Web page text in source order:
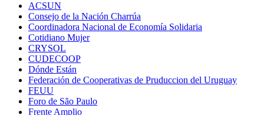
ACSUN
Consejo de la Nación Charrúa
Coordinadora Nacional de Economía Solidaria
Cotidiano Mujer
CRYSOL
CUDECOOP
Dónde Están
Federación de Cooperativas de Pruduccion del Uruguay
FEUU
Foro de São Paulo
Frente Amplio